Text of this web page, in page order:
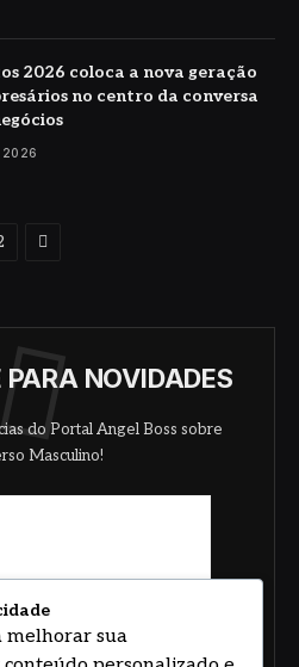
2026 coloca a nova geração
no centro da conversa
2026
Proximo
NOVIDADES
do Portal Angel Boss sobre
Masculino!
melhorar sua